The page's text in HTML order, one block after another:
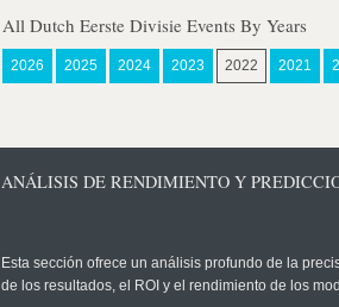
All Dutch Eerste Divisie Events By Years
2026 2025 2024 2023 2022 2021
ANÁLISIS DE RENDIMIENTO Y
Esta sección ofrece un análisis profundo de la
de los resultados, el ROI y el rendimiento de los